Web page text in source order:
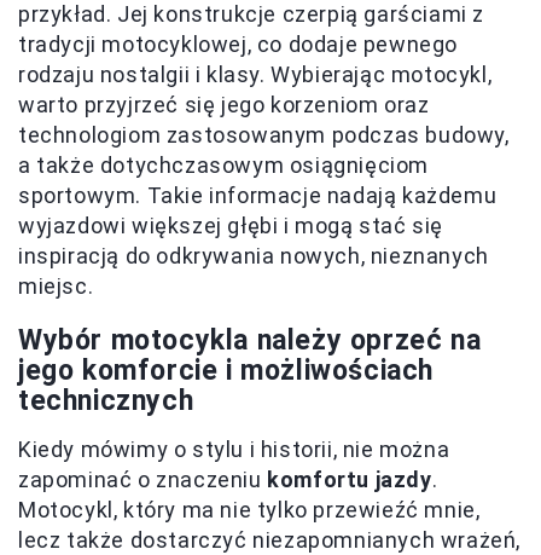
przykład. Jej konstrukcje czerpią garściami z
tradycji motocyklowej, co dodaje pewnego
rodzaju nostalgii i klasy. Wybierając motocykl,
warto przyjrzeć się jego korzeniom oraz
technologiom zastosowanym podczas budowy,
a także dotychczasowym osiągnięciom
sportowym. Takie informacje nadają każdemu
wyjazdowi większej głębi i mogą stać się
inspiracją do odkrywania nowych, nieznanych
miejsc.
Wybór motocykla należy oprzeć na
jego komforcie i możliwościach
technicznych
Kiedy mówimy o stylu i historii, nie można
zapominać o znaczeniu komfortu jazdy.
Motocykl, który ma nie tylko przewieźć mnie,
lecz także dostarczyć niezapomnianych wrażeń,